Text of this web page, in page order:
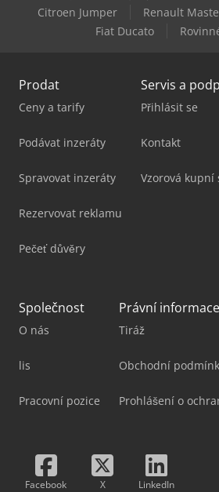
Citroen Jumper
Renault
Fiat Ducato
Prodat
Ceny a tarify
Podávat inzeráty
Spravovat inzeráty
Rezervovat reklamu
Pečeť důvěry
Servis a
Přihlásit se
Kontakt
Vzorová kupní
Společnost
O nás
lis
Pracovní pozice
Právní informace
Tiráž
Obchodní
Prohlášení o
Facebook X LinkedIn